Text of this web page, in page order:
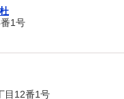
1号
目12番1号